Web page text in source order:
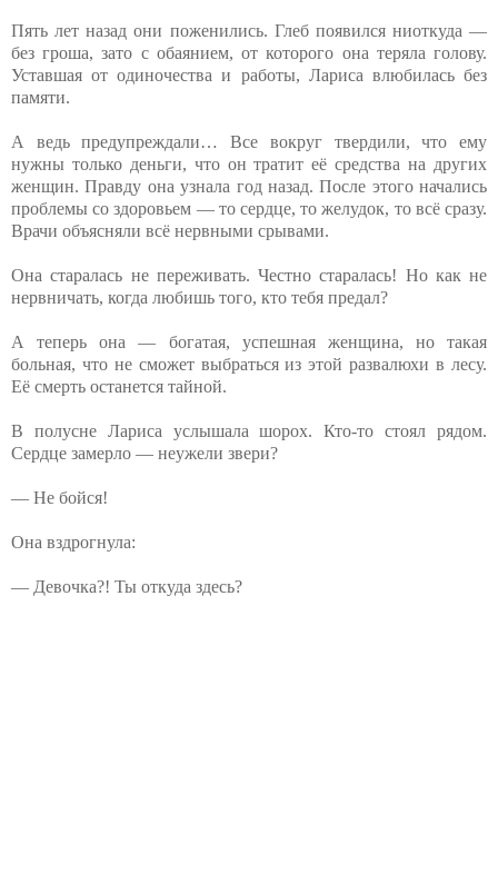
Пять лет назад они поженились. Глеб появился ниоткуда —
без гроша, зато с обаянием, от которого она теряла голову.
Уставшая от одиночества и работы, Лариса влюбилась без
памяти.
А ведь предупреждали… Все вокруг твердили, что ему
нужны только деньги, что он тратит её средства на других
женщин. Правду она узнала год назад. После этого начались
проблемы со здоровьем — то сердце, то желудок, то всё сразу.
Врачи объясняли всё нервными срывами.
Она старалась не переживать. Честно старалась! Но как не
нервничать, когда любишь того, кто тебя предал?
А теперь она — богатая, успешная женщина, но такая
больная, что не сможет выбраться из этой развалюхи в лесу.
Её смерть останется тайной.
В полусне Лариса услышала шорох. Кто-то стоял рядом.
Сердце замерло — неужели звери?
— Не бойся!
Она вздрогнула:
— Девочка?! Ты откуда здесь?